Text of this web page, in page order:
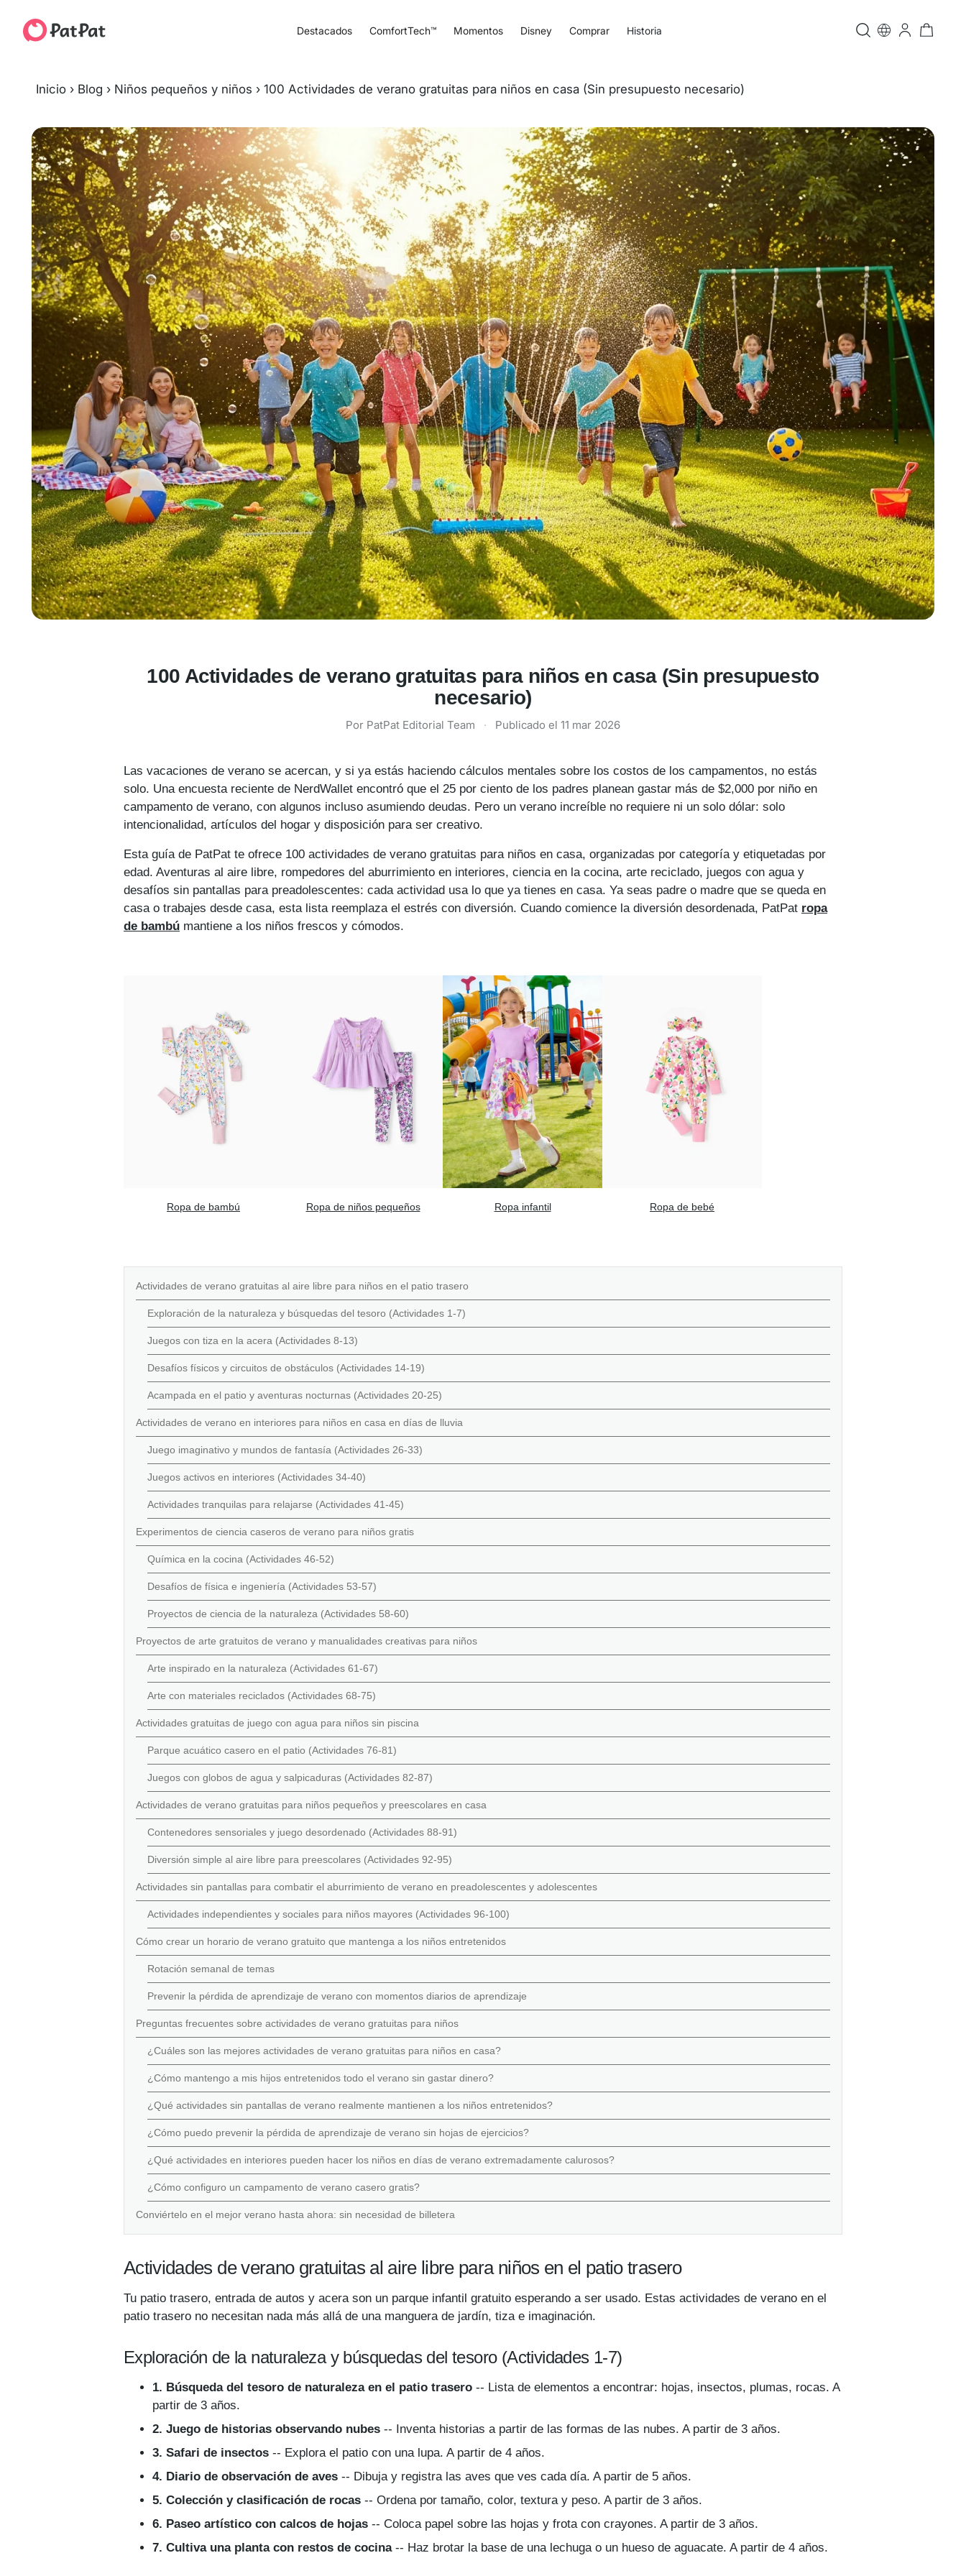
Destacados ComfortTech™ Momentos Disney Comprar Historia
Inicio › Blog › Niños pequeños y niños › 100 Actividades de verano gratuitas para niños en casa (Sin presupuesto necesario)
100 Actividades de verano gratuitas para niños en casa (Sin presupuesto
necesario)
Por PatPat Editorial Team · Publicado el 11 mar 2026
Las vacaciones de verano se acercan, y si ya estás haciendo cálculos mentales sobre los costos de los campamentos, no estás
solo. Una encuesta reciente de NerdWallet encontró que el 25 por ciento de los padres planean gastar más de $2,000 por niño en
campamento de verano, con algunos incluso asumiendo deudas. Pero un verano increíble no requiere ni un solo dólar: solo
intencionalidad, artículos del hogar y disposición para ser creativo.
Esta guía de PatPat te ofrece 100 actividades de verano gratuitas para niños en casa, organizadas por categoría y etiquetadas por
edad. Aventuras al aire libre, rompedores del aburrimiento en interiores, ciencia en la cocina, arte reciclado, juegos con agua y
desafíos sin pantallas para preadolescentes: cada actividad usa lo que ya tienes en casa. Ya seas padre o madre que se queda en
casa o trabajes desde casa, esta lista reemplaza el estrés con diversión. Cuando comience la diversión desordenada, PatPat ropa
de bambú mantiene a los niños frescos y cómodos.
Ropa de bambú Ropa de niños pequeños Ropa infantil Ropa de bebé
Actividades de verano gratuitas al aire libre para niños en el patio trasero
Exploración de la naturaleza y búsquedas del tesoro (Actividades 1-7)
Juegos con tiza en la acera (Actividades 8-13)
Desafíos físicos y circuitos de obstáculos (Actividades 14-19)
Acampada en el patio y aventuras nocturnas (Actividades 20-25)
Actividades de verano en interiores para niños en casa en días de lluvia
Juego imaginativo y mundos de fantasía (Actividades 26-33)
Juegos activos en interiores (Actividades 34-40)
Actividades tranquilas para relajarse (Actividades 41-45)
Experimentos de ciencia caseros de verano para niños gratis
Química en la cocina (Actividades 46-52)
Desafíos de física e ingeniería (Actividades 53-57)
Proyectos de ciencia de la naturaleza (Actividades 58-60)
Proyectos de arte gratuitos de verano y manualidades creativas para niños
Arte inspirado en la naturaleza (Actividades 61-67)
Arte con materiales reciclados (Actividades 68-75)
Actividades gratuitas de juego con agua para niños sin piscina
Parque acuático casero en el patio (Actividades 76-81)
Juegos con globos de agua y salpicaduras (Actividades 82-87)
Actividades de verano gratuitas para niños pequeños y preescolares en casa
Contenedores sensoriales y juego desordenado (Actividades 88-91)
Diversión simple al aire libre para preescolares (Actividades 92-95)
Actividades sin pantallas para combatir el aburrimiento de verano en preadolescentes y adolescentes
Actividades independientes y sociales para niños mayores (Actividades 96-100)
Cómo crear un horario de verano gratuito que mantenga a los niños entretenidos
Rotación semanal de temas
Prevenir la pérdida de aprendizaje de verano con momentos diarios de aprendizaje
Preguntas frecuentes sobre actividades de verano gratuitas para niños
¿Cuáles son las mejores actividades de verano gratuitas para niños en casa?
¿Cómo mantengo a mis hijos entretenidos todo el verano sin gastar dinero?
¿Qué actividades sin pantallas de verano realmente mantienen a los niños entretenidos?
¿Cómo puedo prevenir la pérdida de aprendizaje de verano sin hojas de ejercicios?
¿Qué actividades en interiores pueden hacer los niños en días de verano extremadamente calurosos?
¿Cómo configuro un campamento de verano casero gratis?
Conviértelo en el mejor verano hasta ahora: sin necesidad de billetera
Actividades de verano gratuitas al aire libre para niños en el patio trasero
Tu patio trasero, entrada de autos y acera son un parque infantil gratuito esperando a ser usado. Estas actividades de verano en el
patio trasero no necesitan nada más allá de una manguera de jardín, tiza e imaginación.
Exploración de la naturaleza y búsquedas del tesoro (Actividades 1-7)
1. Búsqueda del tesoro de naturaleza en el patio trasero -- Lista de elementos a encontrar: hojas, insectos, plumas, rocas. A
partir de 3 años.
2. Juego de historias observando nubes -- Inventa historias a partir de las formas de las nubes. A partir de 3 años.
3. Safari de insectos -- Explora el patio con una lupa. A partir de 4 años.
4. Diario de observación de aves -- Dibuja y registra las aves que ves cada día. A partir de 5 años.
5. Colección y clasificación de rocas -- Ordena por tamaño, color, textura y peso. A partir de 3 años.
6. Paseo artístico con calcos de hojas -- Coloca papel sobre las hojas y frota con crayones. A partir de 3 años.
7. Cultiva una planta con restos de cocina-- Haz brotar la base de una lechuga o un hueso de aguacate. A partir de 4 años.